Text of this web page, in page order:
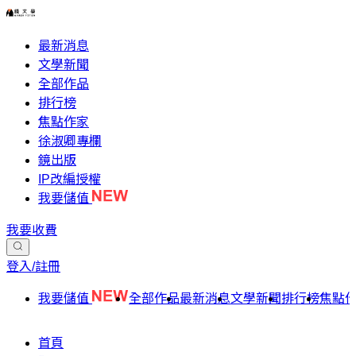
最新消息
文學新聞
全部作品
排行榜
焦點作家
徐淑卿專欄
鏡出版
IP改編授權
我要儲值
我要收費
登入/註冊
我要儲值 全部作品最新消息文學新聞排行榜焦點
首頁